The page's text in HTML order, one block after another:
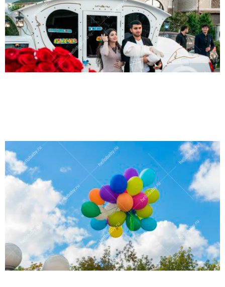
(работает только если на устройстве установлен указанный
мессенджер)